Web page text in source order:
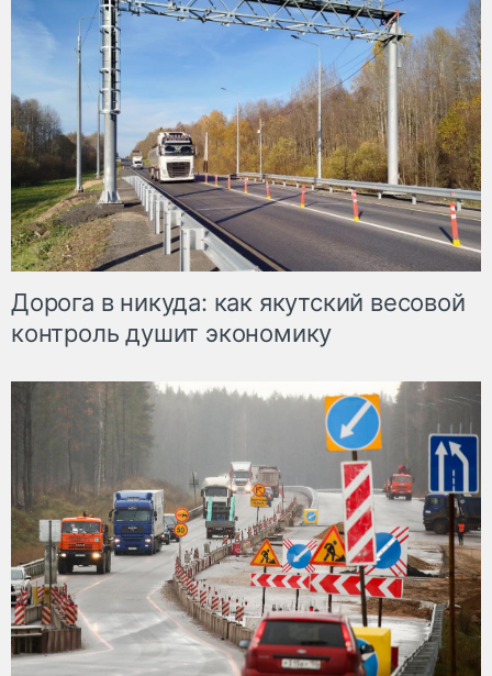
Дорога в никуда: как якутский весовой
контроль душит экономику